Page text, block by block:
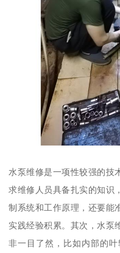
水泵维修是一项性较强的技
求维修人员具备扎实的知识
制系统和工作原理，还要能
实践经验积累。其次，水泵
非一目了然，比如内部的